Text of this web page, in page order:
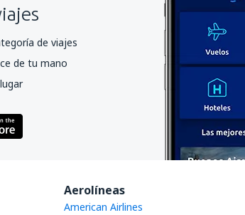
de viajes
de tu mano
Aerolíneas
American Airlines